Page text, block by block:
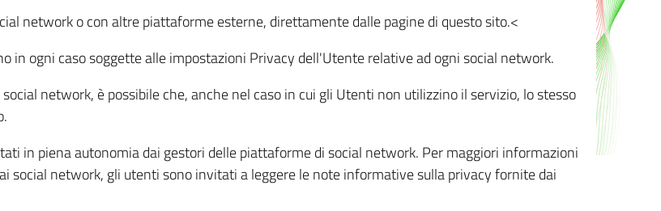
network o con altre piattaforme esterne, direttamente dalle pagine di questo sito.<
in ogni caso soggette alle impostazioni Privacy dell'Utente relative ad ogni social network.
network, è possibile che, anche nel caso in cui gli Utenti non utilizzino il servizio, lo stesso
in piena autonomia dai gestori delle piattaforme di social network. Per maggiori informazioni
social network, gli utenti sono invitati a leggere le note informative sulla privacy fornite dai